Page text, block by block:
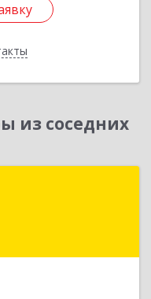
из соседних
Краснодар г,